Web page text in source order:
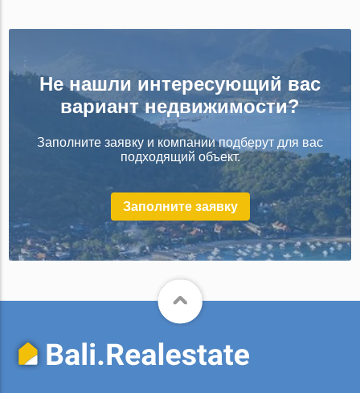
Не нашли интересующий вас
вариант недвижимости?
Заполните заявку и компании подберут для вас
подходящий объект.
Заполните заявку